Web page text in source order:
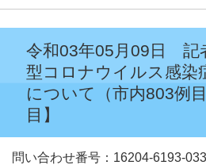
令和03年05月09日
型コロナウイルス感染
について（市内803例
目】
問い合わせ番号：16204-6193-